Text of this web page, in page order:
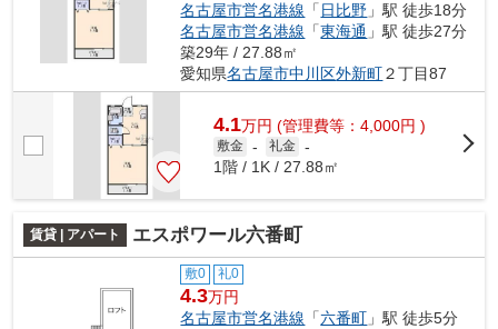
名古屋市営名港線 「 日比野 」駅 徒歩18分
名古屋市営名港線 「東海通 」駅 徒歩27分
築29年 / 27.88㎡
愛知県名古屋市中川区外新町２丁目87
4.1万円 (管理費等：4,000円 )
敷金 - 礼金 -
1階 / 1K / 27.88㎡
賃貸 | アパート エスポワール六番町
敷0 礼0
4.3万円
名古屋市営名港線 「六番町 」駅 徒歩5分